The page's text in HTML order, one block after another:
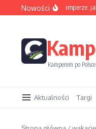
Przejdź do treści
Nowości
Sezon solarny w kamperze:
Kamperem po
Aktualności Targi